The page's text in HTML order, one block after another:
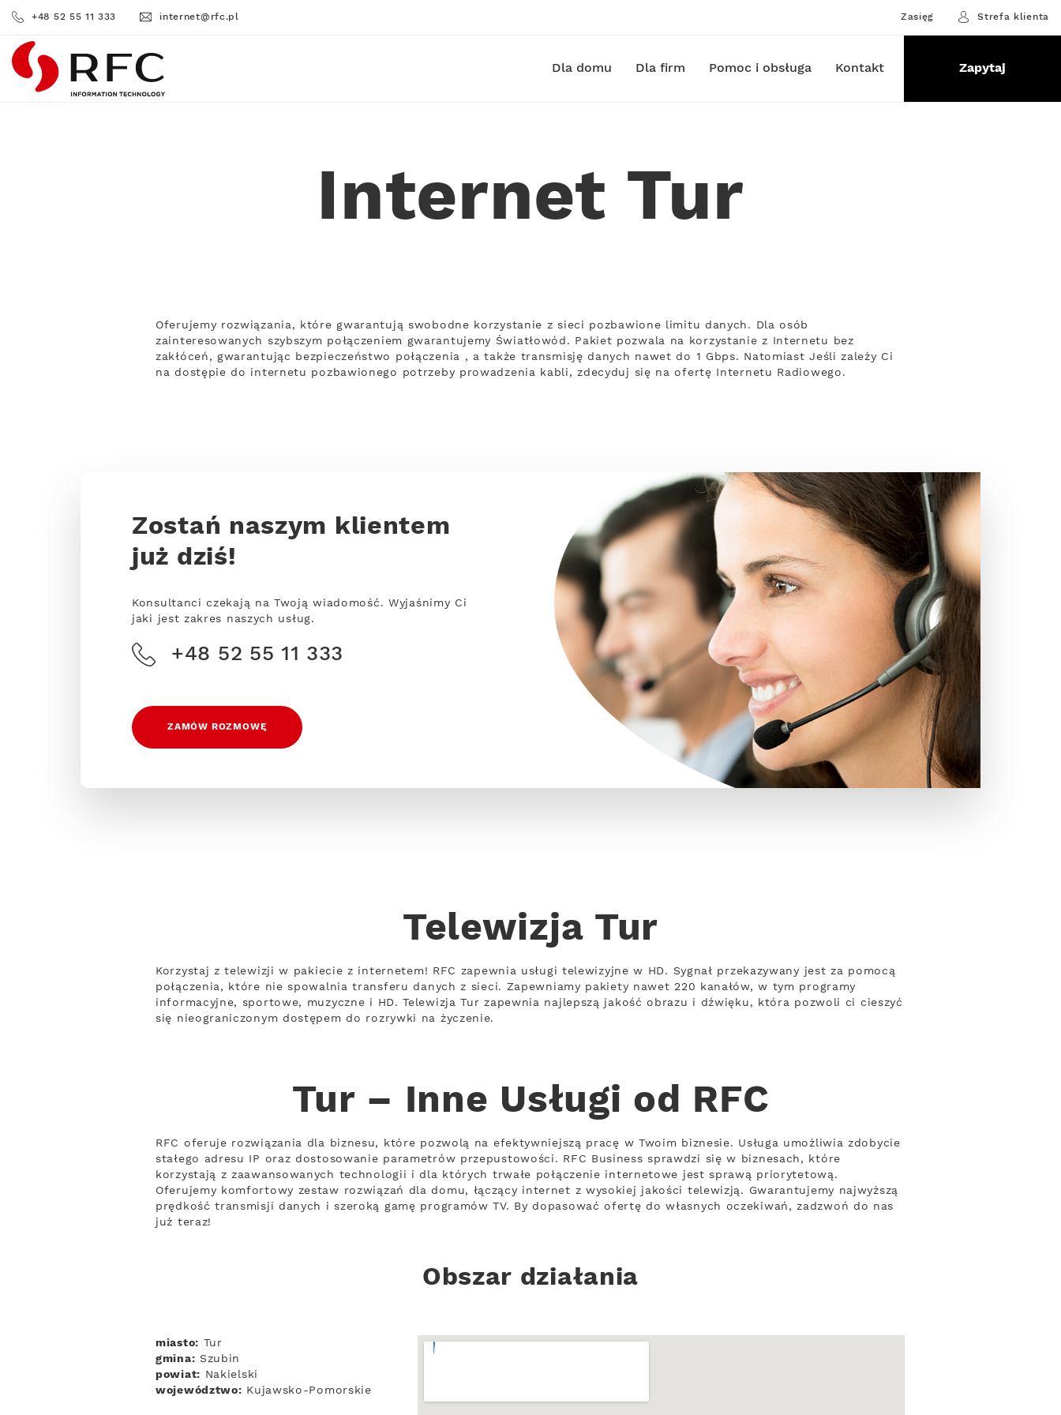
+48 52 55 11 333 internet@rfc.pl Zasięg Strefa klienta
RFC Dla domu Dla firm Pomoc i obsługa Kontakt Zapytaj
Internet Tur
Oferujemy rozwiązania, które gwarantują swobodne korzystanie z sieci pozbawione limitu danych. Dla osób
zainteresowanych szybszym połączeniem gwarantujemy Światłowód. Pakiet pozwala na korzystanie z Internetu bez
zakłóceń, gwarantując bezpieczeństwo połączenia , a także transmisję danych nawet do 1 Gbps. Natomiast Jeśli zależy Ci
na dostępie do internetu pozbawionego potrzeby prowadzenia kabli, zdecyduj się na ofertę Internetu Radiowego.
Zostań naszym klientem
już dziś!
Konsultanci czekają na Twoją wiadomość. Wyjaśnimy Ci
jaki jest zakres naszych usług.
+48 52 55 11 333
ZAMÓW ROZMOWĘ
Telewizja Tur
Korzystaj z telewizji w pakiecie z internetem! RFC zapewnia usługi telewizyjne w HD. Sygnał przekazywany jest za pomocą
połączenia, które nie spowalnia transferu danych z sieci. Zapewniamy pakiety nawet 220 kanałów, w tym programy
informacyjne, sportowe, muzyczne i HD. Telewizja Tur zapewnia najlepszą jakość obrazu i dźwięku, która pozwoli ci cieszyć
się nieograniczonym dostępem do rozrywki na życzenie.
Tur – Inne Usługi od RFC
RFC oferuje rozwiązania dla biznesu, które pozwolą na efektywniejszą pracę w Twoim biznesie. Usługa umożliwia zdobycie
stałego adresu IP oraz dostosowanie parametrów przepustowości. RFC Business sprawdzi się w biznesach, które
korzystają z zaawansowanych technologii i dla których trwałe połączenie internetowe jest sprawą priorytetową.
Oferujemy komfortowy zestaw rozwiązań dla domu, łączący internet z wysokiej jakości telewizją. Gwarantujemy najwyższą
prędkość transmisji danych i szeroką gamę programów TV. By dopasować ofertę do własnych oczekiwań, zadzwoń do nas
już teraz!
Obszar działania
miasto: Tur
gmina: Szubin
powiat: Nakielski
województwo: Kujawsko-Pomorskie